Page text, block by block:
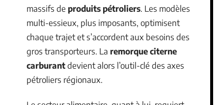
massifs de produits pétroliers. Les modèles
multi-essieux, plus imposants, optimisent
chaque trajet et s’accordent aux besoins des
gros transporteurs. La remorque citerne
carburantdevient alors l’outil-clé des axes
pétroliers régionaux.